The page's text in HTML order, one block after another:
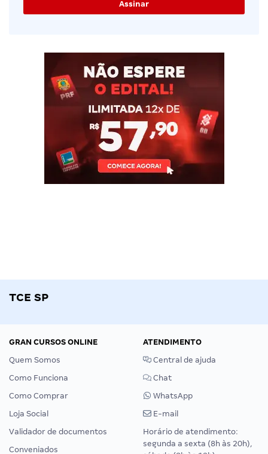
TCE SP
GRAN CURSOS ONLINE
Quem Somos
Como Funciona
Como Comprar
Loja Social
Validador de documentos
Conveniados
ATENDIMENTO
Central de ajuda
Chat
WhatsApp
E-mail
Horário de atendimento:
segunda a sexta (8h às 20h),